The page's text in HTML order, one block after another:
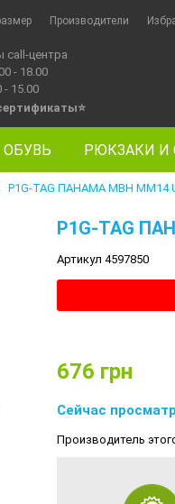
Производители
call-центра
- 18.00
- 15.00
⭐
ОБУВЬ РЮКЗАКИ И
P1G-TAG ПАНАМА MBH MM14
P1G-TAG
Артикул 4597850
676 грн
Сейчас
Производитель